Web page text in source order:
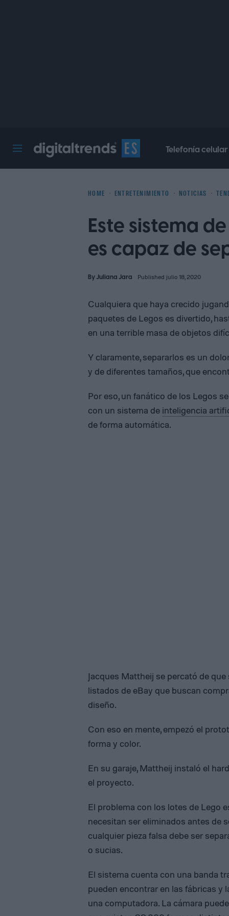
Telefonía celular
HOME ENTRETENIMIENTO NOTICIAS
Este sistema
es capaz de
ByJuliana Jara Published julio 18, 2020
Cualquiera que haya crecido
paquetes de Legos es divertido,
en una terrible masa de objetos
Y claramente, separarlos es un
y de diferentes tamaños, que
Por eso, un fanático de los Legos
con un sistema de inteligencia
de forma automática.
Jacques Mattheij se percató de
listados de eBay que buscan
diseño.
Con eso en mente, empezó el
forma y color.
En su garaje, Mattheij instaló el
el proyecto.
El problema con los lotes de Lego
necesitan ser eliminados antes de
cualquier pieza falsa debe ser
o sucias.
El sistema cuenta con una banda
pueden encontrar en las fábricas y
una computadora. La cámara